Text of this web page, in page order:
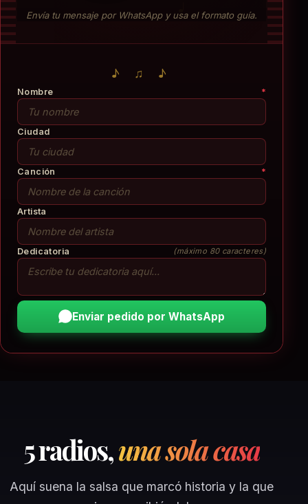
Envía tu mensaje por WhatsApp y usa el formato guía.
♪ ♫ ♪
Nombre *
Ciudad
Canción *
Artista
Dedicatoria (máximo 80 caracteres)
Enviar pedido por WhatsApp
5 radios,una sola casa
Aquí suena la salsa que marcó historia y la que